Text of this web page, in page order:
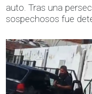
auto. Tras una
sospechosos fue